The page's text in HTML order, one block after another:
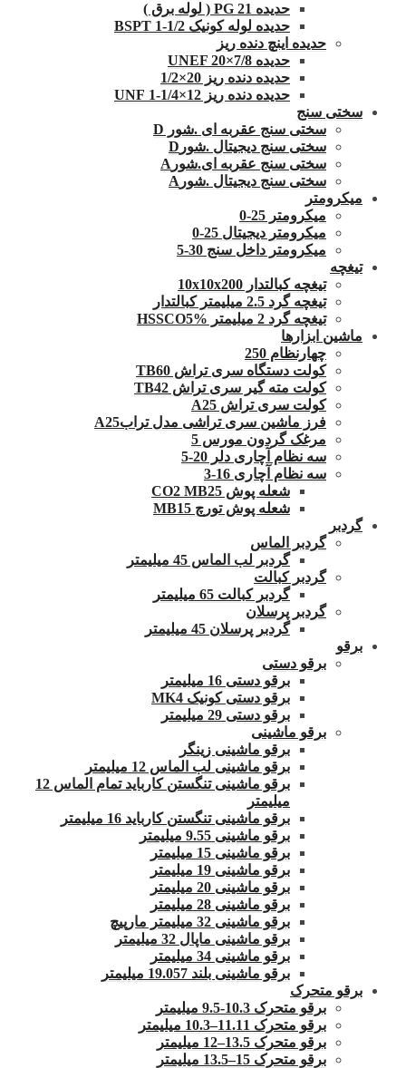
حدیده 21 PG ( لوله برق )
حدیده لوله کونیک 1/2-1 BSPT
حدیده اینچ دنده ریز
حدیده UNEF 20×7/8
حدیده دنده ریز 20×1/2
حدیده دنده ریز 12×1/4-1 UNF
سختی سنج
سختی سنج عقربه ای .شور D
سختی سنج دیجیتال .شورD
سختی سنج عقربه ای.شورA
سختی سنج دیجیتال .شورA
میکرومتر
میکرومتر 25-0
میکرومتر دیجیتال 25-0
میکرومتر داخل سنج 30-5
تیغچه
تیغچه کبالتدار 10x10x200
تیغچه گرد 2.5 میلیمتر کبالتدار
تیغچه گرد 2 میلیمتر HSSCO5%
ماشین ابزارها
چهارنظام 250
کولت دستگاه سری تراش TB60
کولت مته گیر سری تراش TB42
کولت سری تراش A25
فرز ماشین سری تراشی مدل ترابA25
مرغک گردون مورس 5
سه نظام آچاری دلر 20-5
سه نظام آچاری 16-3
شعله پوش CO2 MB25
شعله پوش تورچ MB15
گردبر
گردبر الماس
گردبر لب الماس 45 میلیمتر
گردبر کبالت
گردبر کبالت 65 میلیمتر
گردبر پرسلان
گردبر پرسلان 45 میلیمتر
برقو
برقو دستی
برقو دستی 16 میلیمتر
برقو دستی کونیک MK4
برقو دستی 29 میلیمتر
برقو ماشینی
برقو ماشینی زینگر
برقو ماشینی لب الماس 12 میلیمتر
برقو ماشینی تنگستن کارباید تمام الماس 12
میلیمتر
برقو ماشینی تنگستن کارباید 16 میلیمتر
برقو ماشینی 9.55 میلیمتر
برقو ماشینی 15 میلیمتر
برقو ماشینی 19 میلیمتر
برقو ماشینی 20 میلیمتر
برقو ماشینی 28 میلیمتر
برقو ماشینی 32 میلیمتر مارپیچ
برقو ماشینی ماپال 32 میلیمتر
برقو ماشینی 34 میلیمتر
برقو ماشینی بلند 19.057 میلیمتر
برقو متحرک
برقو متحرک 10.3-9.5 میلیمتر
برقو متحرک 11.11–10.3 میلیمتر
برقو متحرک 13.5–12 میلیمتر
برقو متحرک 15–13.5 میلیمتر